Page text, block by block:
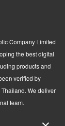
Company Limited
the best digital
products and
verified by
We deliver
team.